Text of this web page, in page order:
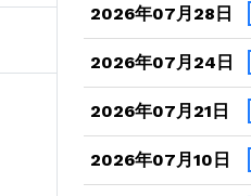
2026年07月28日
2026年07月24日
2026年07月21日
2026年07月10日